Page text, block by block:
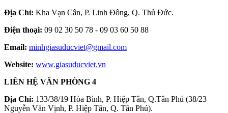
Địa Chỉ: Kha Vạn Cân, P. Linh Đông, Q. Thủ Đức.
Điện thoại: 09 02 30 50 78 - 09 03 60 50 88
Email: minhgiasuducviet@gmail.com
Website: www.giasuducviet.vn
LIÊN HỆ VĂN PHÒNG 4
Địa Chỉ: 133/38/19 Hòa Bình, P. Hiệp Tân, Q.Tân Phú (38/23
Nguyễn Văn Vịnh, P. Hiệp Tân, Q. Tân Phú).